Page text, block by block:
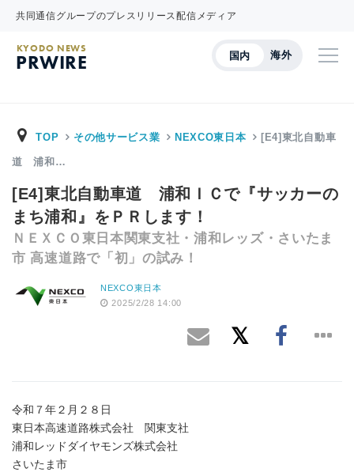
共同通信グループのプレスリリース配信メディア
国内 海外
KYODO NEWS
PRWIRE
TOP その他サービス業 NEXCO東日本 [E4]東北自動車
道 浦和…
[E4]東北自動車道 浦和ＩＣで『サッカーの
まち浦和』をＰＲします！
ＮＥＸＣＯ東日本関東支社・浦和レッズ・さいたま
市 高速道路で「初」の試み！
NEXCO東日本
2025/2/28 14:00
令和７年２月２８日
東日本高速道路株式会社 関東支社
浦和レッドダイヤモンズ株式会社
さいたま市